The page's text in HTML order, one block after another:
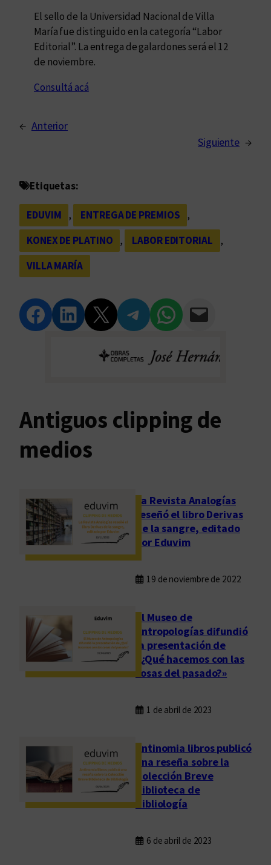
El sello de la Universidad Nacional de Villa
María fue distinguido en la categoría “Labor
Editorial”. La entrega de galardones será el 12
de noviembre.
Consultá acá
← Anterior
Siguiente →
Etiquetas:
EDUVIM , ENTREGA DE PREMIOS
,
KONEX DE PLATINO
, LABOR EDITORIAL
,
VILLA MARÍA
Compartir en Facebook Compartir en LinkedIn Compartir en Twitter Compartir en Telegram Compartir en WhatsApp Compartir vía Email
Antiguos clipping de
medios
La Revista Analogías
reseñó el libro Derivas
de la sangre, editado
por Eduvim
19 de noviembre de 2022
El Museo de
Antropologías difundió
la presentación de
«¿Qué hacemos con las
cosas del pasado?»
1 de abril de 2023
Antinomia libros publicó
una reseña sobre la
Colección Breve
Biblioteca de
Bibliología
6 de abril de 2023